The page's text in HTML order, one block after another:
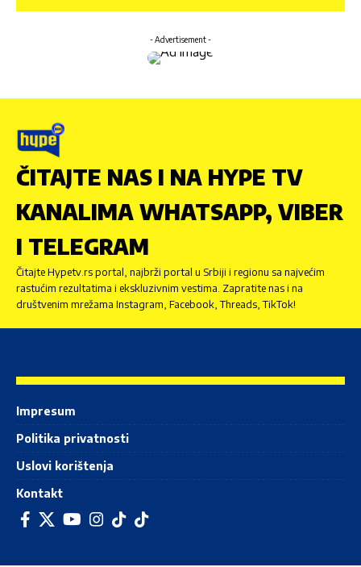
- Advertisement -
ČITAJTE NAS I NA HYPE TV
KANALIMA WHATSAPP, VIBER
I TELEGRAM
Čitajte Hypetv.rs portal, najbrži portal u Srbiji i regionu sa najvećim
rastućim rezultatima i ekskluzivnim vestima. Zapratite nas i na
društvenim mrežama Instagram, Facebook, Threads, TikTok!
Impresum
Politika privatnosti
Uslovi korištenja
Kontakt